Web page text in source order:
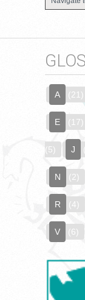
A (21)
E (17)
(5) J
N (2)
R (4)
V (6)